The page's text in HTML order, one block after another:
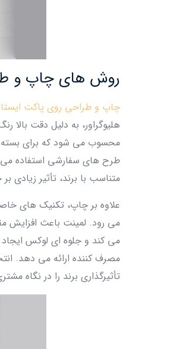
روش‌ های چاپ و
چاپ و طراحی روی پاکت
هلیوگراور، به‌ دلیل دقت بالا
محسوب می‌ شود که برای بسته‌
طرح‌ های سفارشی استفاده می‌
متناسب با برند، تأثیر زیادی
علاوه بر چاپ، تکنیک‌ های
می‌ رود. لمینت باعث افزایش
می‌ کند و جلوه‌ ای لوکس
مصرف‌ کننده ارائه می‌ دهد.
تأثیرگذاری برند را در نگاه